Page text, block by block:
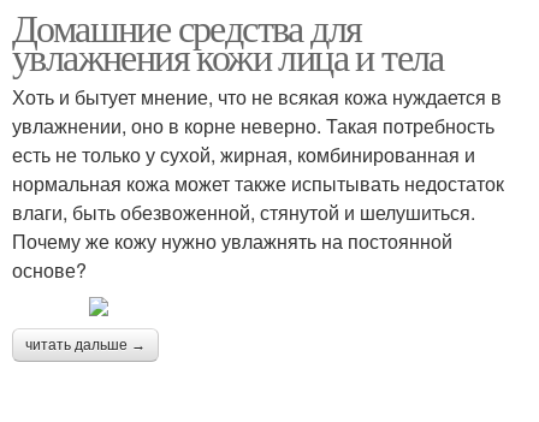
Домашние средства для
увлажнения кожи лица и тела
Хоть и бытует мнение, что не всякая кожа нуждается в
увлажнении, оно в корне неверно. Такая потребность
есть не только у сухой, жирная, комбинированная и
нормальная кожа может также испытывать недостаток
влаги, быть обезвоженной, стянутой и шелушиться.
Почему же кожу нужно увлажнять на постоянной
основе?
читать дальше →